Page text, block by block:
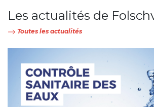
Les actualités de
Toutes les actualités